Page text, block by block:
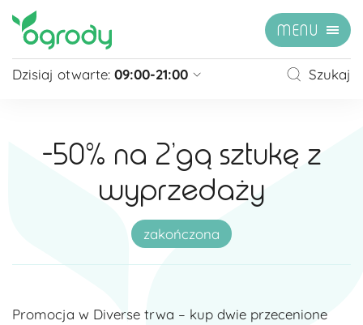
MENU
Dzisiaj otwarte: 09:00-21:00
Niedziela
zamknięte
Niedziela handlowa
10:00 - 20:00
zobacz więcej »
Szukaj
-50% na 2’gą sztukę z
wyprzedaży
zakończona
Promocja w Diverse trwa – kup dwie przecenione